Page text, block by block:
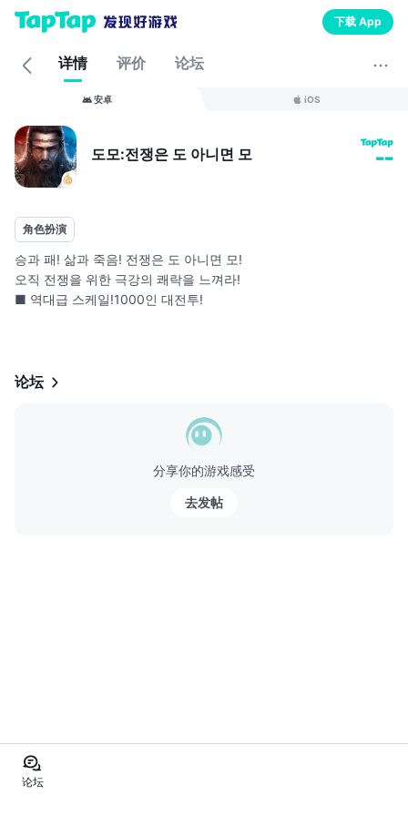
下载 App
详情 评价 论坛
安卓 iOS
도모:전쟁은 도 아니면 모 --
角色扮演
승과 패! 삶과 죽음! 전쟁은 도 아니면 모!
오직 전쟁을 위한 극강의 쾌락을 느껴라!
■ 역대급 스케일!1000인 대전투!
전장에서 공을 세운 자에게는 관직을 부여하는 계급시스템!
■던전게임에서 즐길수 없는 박진감!오픈필드에서의 다양한 켄텐
갇힌 느낌의 던전형 게임플레이 방식을 탈피!
오픈필드에서 자유로운 탐색을 통한 랜덤BOSS ...
论坛
分享你的游戏感受
去发帖
论坛